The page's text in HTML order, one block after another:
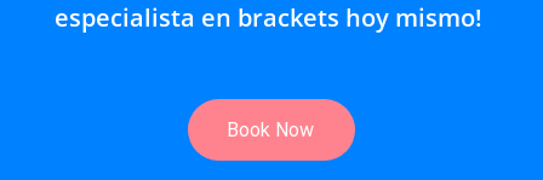
especialista en brackets hoy mismo!